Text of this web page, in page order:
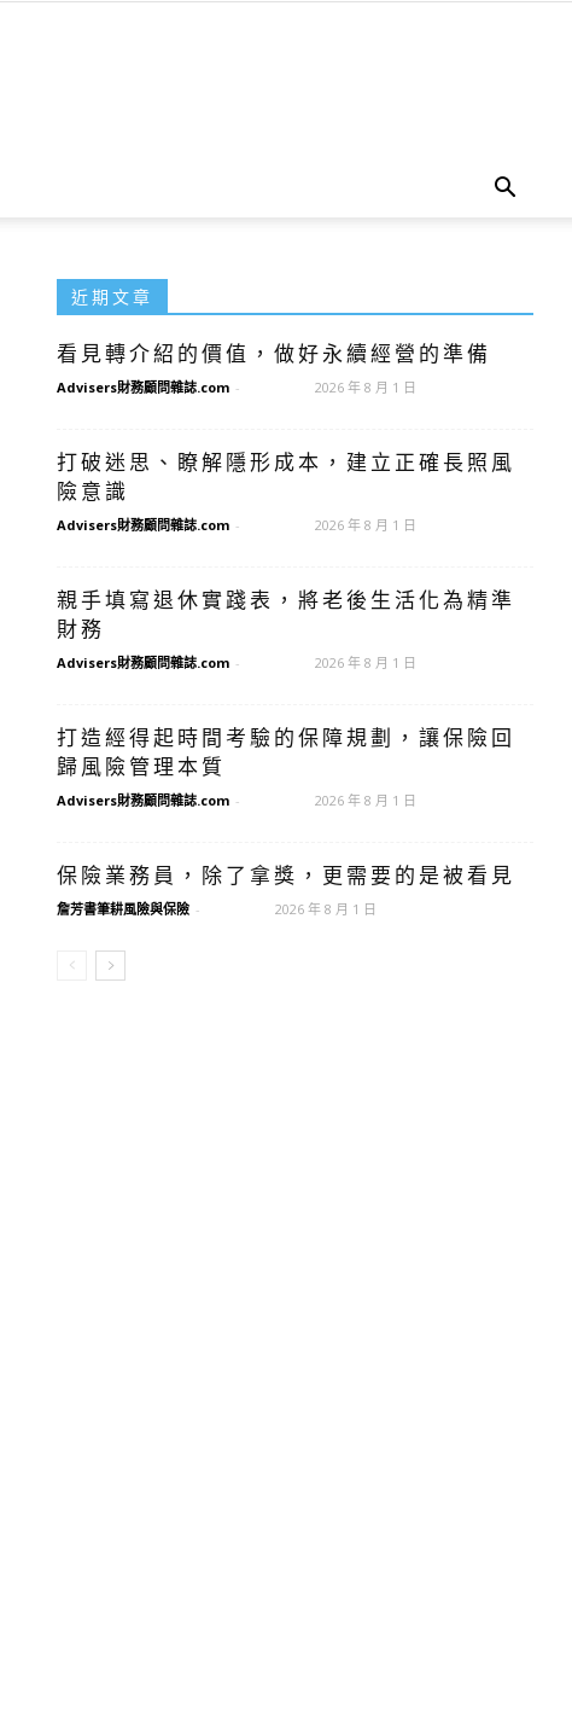
近期文章
看見轉介紹的價值，做好永續經營的準備
Advisers財務顧問雜誌.com - 2026 年 8 月 1 日
打破迷思、瞭解隱形成本，建立正確長照風
險意識
Advisers財務顧問雜誌.com - 2026 年 8 月 1 日
親手填寫退休實踐表，將老後生活化為精準
財務
Advisers財務顧問雜誌.com - 2026 年 8 月 1 日
打造經得起時間考驗的保障規劃，讓保險回
歸風險管理本質
Advisers財務顧問雜誌.com - 2026 年 8 月 1 日
保險業務員，除了拿獎，更需要的是被看見
詹芳書筆耕風險與保險 - 2026 年 8 月 1 日